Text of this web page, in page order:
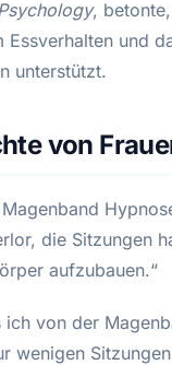
,
Essverhalten und
unterstützt.
von
die Sitzungen
aufzubauen.“
ich von der
wenigen